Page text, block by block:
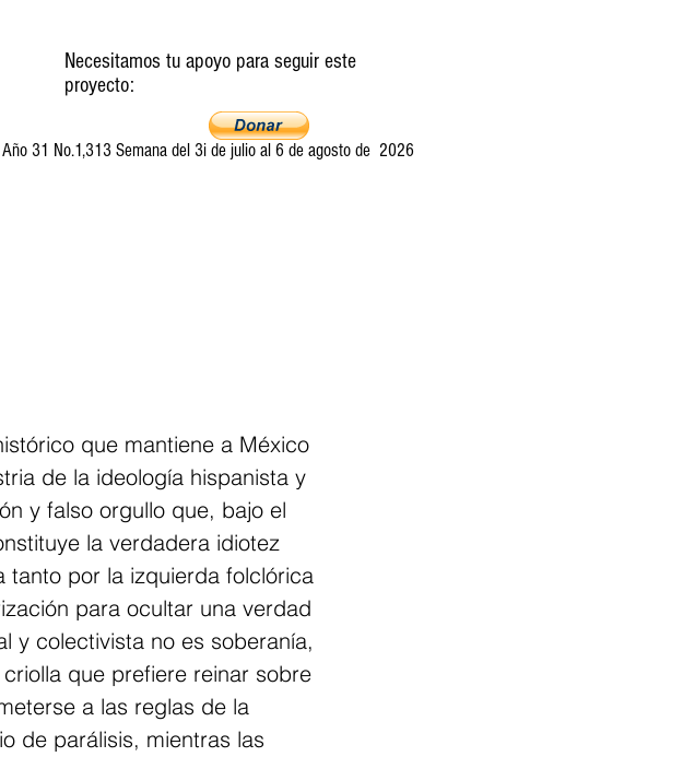
Necesitamos tu apoyo para seguir este
proyecto:
Año 31 No.1,313 Semana del 3i de julio al 6 de agosto de 2026
que mantiene a México
de la ideología hispanista y
y falso orgullo que, bajo el
la verdadera idiotez
tanto por la izquierda folclórica
para ocultar una verdad
y colectivista no es soberanía,
que prefiere reinar sobre
a las reglas de la
de parálisis, mientras las